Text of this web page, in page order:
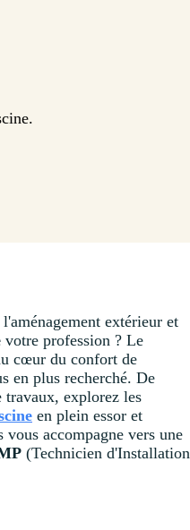
extérieur et
votre profession ? Le
cœur du confort de
en plus recherché. De
travaux, explorez les
en plein essor et
accompagne vers une
(Technicien d'Installation